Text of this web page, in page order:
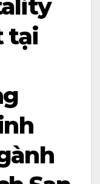
tại